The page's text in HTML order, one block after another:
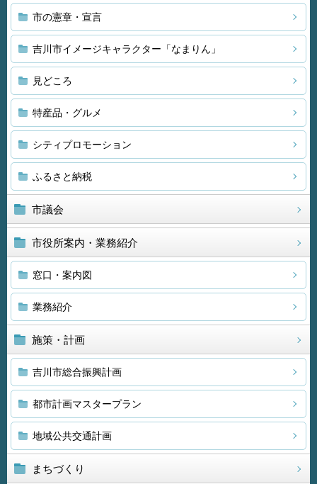
市の憲章・宣言
吉川市イメージキャラクター「なまりん」
見どころ
特産品・グルメ
シティプロモーション
ふるさと納税
市議会
市役所案内・業務紹介
窓口・案内図
業務紹介
施策・計画
吉川市総合振興計画
都市計画マスタープラン
地域公共交通計画
まちづくり